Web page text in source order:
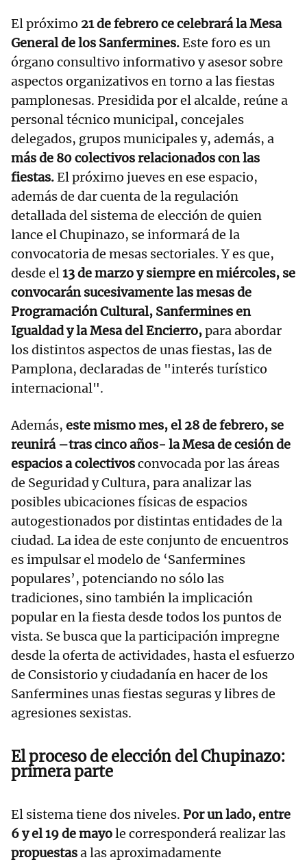
El próximo 21 de febrero ce celebrará la Mesa
General de los Sanfermines.Este foro es un
órgano consultivo informativo y asesor sobre
aspectos organizativos en torno a las fiestas
pamplonesas. Presidida por el alcalde, reúne a
personal técnico municipal, concejales
delegados, grupos municipales y, además, a
más de 80 colectivos relacionados con las
fiestas.El próximo jueves en ese espacio,
además de dar cuenta de la regulación
detallada del sistema de elección de quien
lance el Chupinazo, se informará de la
convocatoria de mesas sectoriales. Y es que,
desde el13 de marzo y siempre en miércoles, se
convocarán sucesivamente las mesas de
Programación Cultural, Sanfermines en
Igualdad y la Mesa del Encierro,para abordar
los distintos aspectos de unas fiestas, las de
Pamplona, declaradas de "interés turístico
internacional".
Además, este mismo mes, el 28 de febrero, se
reunirá –tras cinco años- la Mesa de cesión de
espacios a colectivosconvocada por las áreas
de Seguridad y Cultura, para analizar las
posibles ubicaciones físicas de espacios
autogestionados por distintas entidades de la
ciudad. La idea de este conjunto de encuentros
es impulsar el modelo de ‘Sanfermines
populares’, potenciando no sólo las
tradiciones, sino también la implicación
popular en la fiesta desde todos los puntos de
vista. Se busca que la participación impregne
desde la oferta de actividades, hasta el esfuerzo
de Consistorio y ciudadanía en hacer de los
Sanfermines unas fiestas seguras y libres de
agresiones sexistas.
El proceso de elección del Chupinazo:
primera parte
El sistema tiene dos niveles. Por un lado, entre
6 y el 19 de mayole corresponderá realizar las
propuestasa las aproximadamente